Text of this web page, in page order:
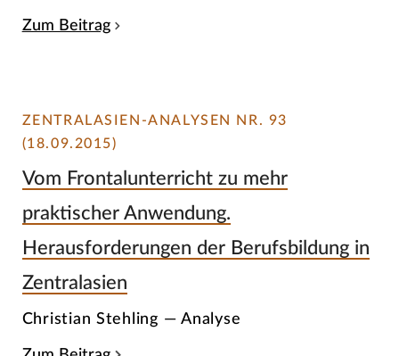
Zum Beitrag
ZENTRALASIEN-ANALYSEN NR. 93
(18.09.2015)
Vom Frontalunterricht zu mehr
praktischer Anwendung.
Herausforderungen der Berufsbildung in
Zentralasien
Christian Stehling — Analyse